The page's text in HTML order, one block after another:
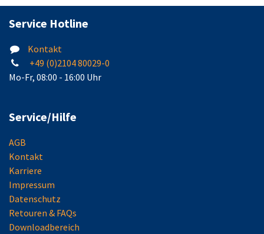
Service Hotline
Kontakt
+49 (0)2104 80029-0
Mo-Fr, 08:00 - 16:00 Uhr
Service/Hilfe
AGB
Kontakt
Karriere
Impressum
Datenschutz
Retouren & FAQs
Downloadbereich